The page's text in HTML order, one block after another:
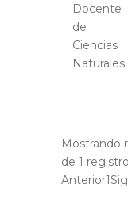
Docente
de
Ciencias
Naturales
Mostrando
de 1
Anterior1